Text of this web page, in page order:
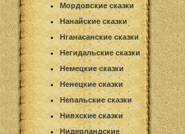
Мордовские сказки
Нанайские сказки
Нганасанские сказки
Негидальские сказки
Немецкие сказки
Ненецкие сказки
Непальские сказки
Нивхские сказки
Нидерландские